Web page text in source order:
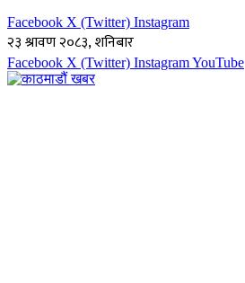
Facebook X (Twitter) Instagram
२३ श्रावण २०८३, शनिबार
Facebook X (Twitter) InstagramYouTube